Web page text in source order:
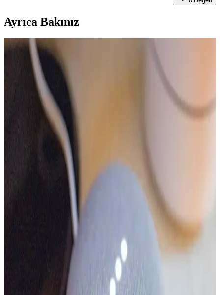
Ayrıca Bakınız
Apple'ın Döner Robotik Tabanlı Akıllı Ev Merkezi:
Yenilikler ve Zorluklar
Apple'ın akıllı ev merkezi, döner robotik tabanıyla ekranını kullanıcı
konumuna göre hareket ettiriyor. HomeKit ve Siri
entegrasyonundaki sorunlar cihazın benimsenmesini etkileyebilir.
Apple'ın Önümüzdeki Aylarda Piyasaya Sürmesi
Beklenen Yeni Ürünleri ve Teknolojik Gelişmeleri
Apple, önümüzdeki aylarda iPhone 17e, yeni MacBook modelleri
ve akıllı ev cihazları dahil 10'dan fazla yeni ürünle kullanıcıların
karşısına çıkacak. İşlemci ve ekran teknolojilerinde önemli
güncellemeler planlanıyor.
Apple'ın iOS 27 ile Siri ve Yapay Zeka Yenilikleri:
Yeni Arayüz ve İşlevsel Gelişimler
Apple, iOS 27 sürümüyle Siri'yi yeni bir uygulama olarak sunuyor
ve yapay zeka entegrasyonunda önemli gelişmeler planlıyor. Görsel
değişiklikler ve işlevsel iyileştirmelerle kullanıcı deneyimi
IKEA'nın Akıllı Donut Lambası: Tasarım, Teknoloji
ve Kullanıcı Deneyimi Analizi